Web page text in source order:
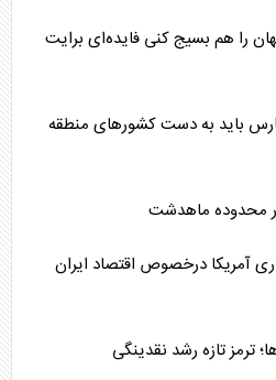
را هم بسیج کنی فایده‌ای برایت
باید به دست کشورهای منطقه
محدوده ماهدشت
آمریکا درخصوص اقتصاد ایران
ترمز تازه رشد نقدینگی